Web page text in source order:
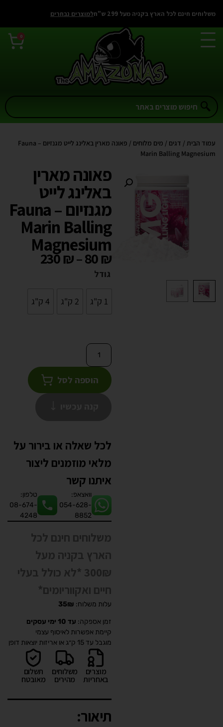
משלוחים חינם לכל הארץ בקניה מעל 299 ש"ח למוצרים נבחרים
0
עמוד הבית / דגים / מים מלוחים
/ פאונה מארין באלינג לייט מגנזיום – Fauna
Marin Balling Magnesium
פאונה מארין
באלינג לייט
מגנזיום – Fauna
Marin Balling
Magnesium
80₪
–
230₪
גודל
1 ק"ג 2 ק"ג 4 ק"ג
הוספה לסל
לכל שאלה או בירור על
מלאי מוזמנים ליצור
איתנו קשר
וואצאפ:
054-628-
8852
טלפון:
08-674-
4248
משלוחים חינם לכל
הארץ בקניה מעל
300₪ *לא כולל בעלי
חיים ואקווריומים*
עלות משלוח: 35₪
זמן אספקה: עד 10 ימי עסקים
קיימת אפשרות לאיסוף עצמי
מוגבל עד 15 ק״ג או אריזות יוצאות דופן
מוצרים
באחריות
משלוחים
מהירים
תשלום
מאובטח
תיאור: